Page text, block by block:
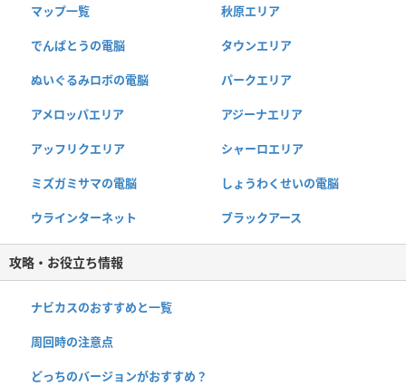
マップ一覧 秋原エリア
でんぱとうの電脳 タウンエリア
ぬいぐるみロボの電脳 パークエリア
アメロッパエリア アジーナエリア
アッフリクエリア シャーロエリア
ミズガミサマの電脳 しょうわくせいの電脳
ウラインターネット ブラックアース
攻略・お役立ち情報
ナビカスのおすすめと一覧
周回時の注意点
どっちのバージョンがおすすめ？